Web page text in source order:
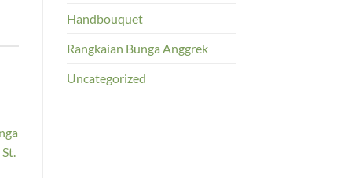
Handbouquet
Rangkaian Bunga Anggrek
Uncategorized